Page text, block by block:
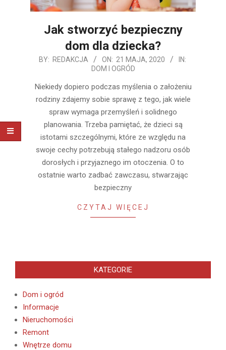
Jak stworzyć bezpieczny
dom dla dziecka?
2020-
21
BY: REDAKCJA ON: 21 MAJA, 2020
IN:
DOM I OGRÓD
Niekiedy dopiero podczas myślenia o założeniu
rodziny zdajemy sobie sprawę z tego, jak wiele
spraw wymaga przemyśleń i solidnego
planowania. Trzeba pamiętać, że dzieci są
istotami szczególnymi, które ze względu na
swoje cechy potrzebują stałego nadzoru osób
dorosłych i przyjaznego im otoczenia. O to
ostatnie warto zadbać zawczasu, stwarzając
bezpieczny
CZYTAJ WIĘCEJ
KATEGORIE
Dom i ogród
Informacje
Nieruchomości
Remont
Wnętrze domu